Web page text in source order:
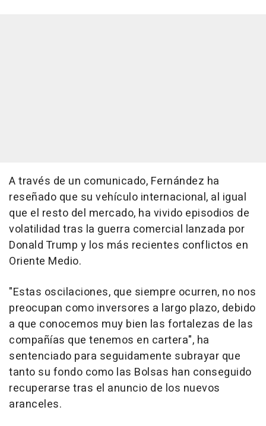
A través de un comunicado, Fernández ha
reseñado que su vehículo internacional, al igual
que el resto del mercado, ha vivido episodios de
volatilidad tras la guerra comercial lanzada por
Donald Trump y los más recientes conflictos en
Oriente Medio.
"Estas oscilaciones, que siempre ocurren, no nos
preocupan como inversores a largo plazo, debido
a que conocemos muy bien las fortalezas de las
compañías que tenemos en cartera", ha
sentenciado para seguidamente subrayar que
tanto su fondo como las Bolsas han conseguido
recuperarse tras el anuncio de los nuevos
aranceles.